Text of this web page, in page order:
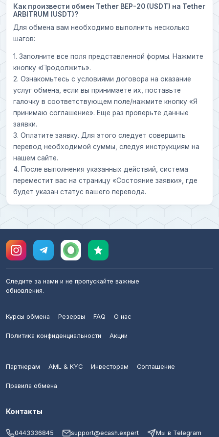
Как произвести обмен Tether BEP-20 (USDT) на Tether
ARBITRUM (USDT)?
Для обмена вам необходимо выполнить несколько
шагов:
1. Заполните все поля представленной формы. Нажмите
кнопку «Продолжить».
2. Ознакомьтесь с условиями договора на оказание
услуг обмена, если вы принимаете их, поставьте
галочку в соответствующем поле/нажмите кнопку «Я
принимаю соглашение». Еще раз проверьте данные
заявки.
3. Оплатите заявку. Для этого следует совершить
перевод необходимой суммы, следуя инструкциям на
нашем сайте.
4. После выполнения указанных действий, система
переместит вас на страницу «Состояние заявки», где
будет указан статус вашего перевода.
Следите за нами и не пропускайте важные
обновления.
Курсы обмена Резервы FAQ О нас
Политика конфиденциальности Акции
Партнерам AML & KYC Инвесторам Соглашение
Правила обмена
Контакты
0443336845 support@ecash.expert Мы в Telegram